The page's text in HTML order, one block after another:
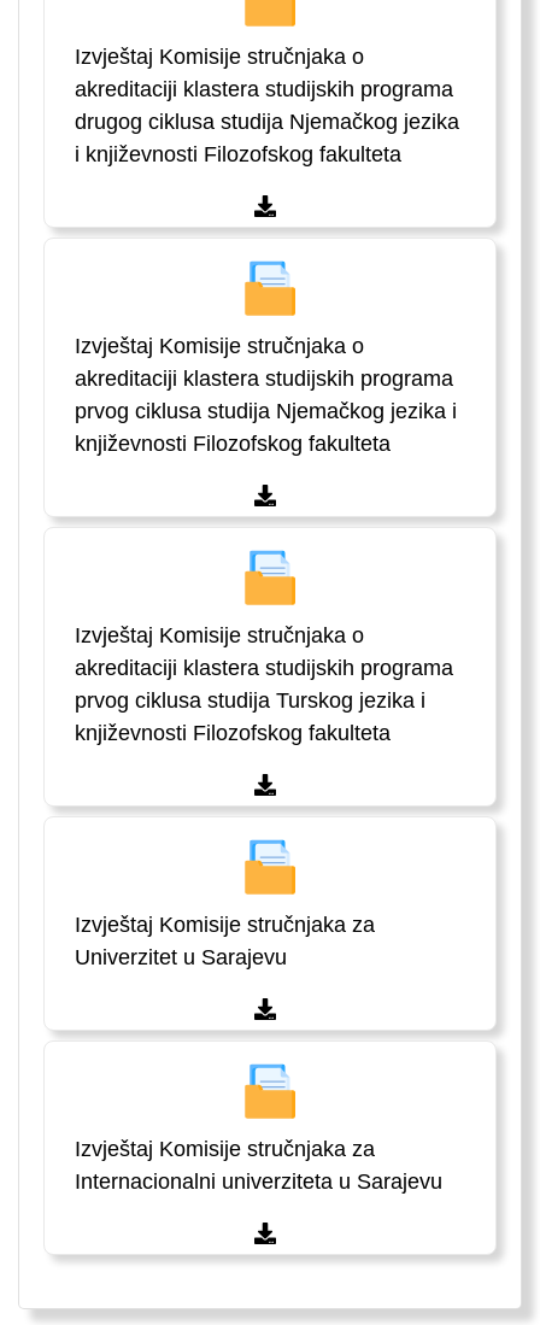
Izvještaj Komisije stručnjaka o
akreditaciji klastera studijskih programa
drugog ciklusa studija Njemačkog jezika
i književnosti Filozofskog fakulteta
Izvještaj Komisije stručnjaka o
akreditaciji klastera studijskih programa
prvog ciklusa studija Njemačkog jezika i
književnosti Filozofskog fakulteta
Izvještaj Komisije stručnjaka o
akreditaciji klastera studijskih programa
prvog ciklusa studija Turskog jezika i
književnosti Filozofskog fakulteta
Izvještaj Komisije stručnjaka za
Univerzitet u Sarajevu
Izvještaj Komisije stručnjaka za
Internacionalni univerziteta u Sarajevu